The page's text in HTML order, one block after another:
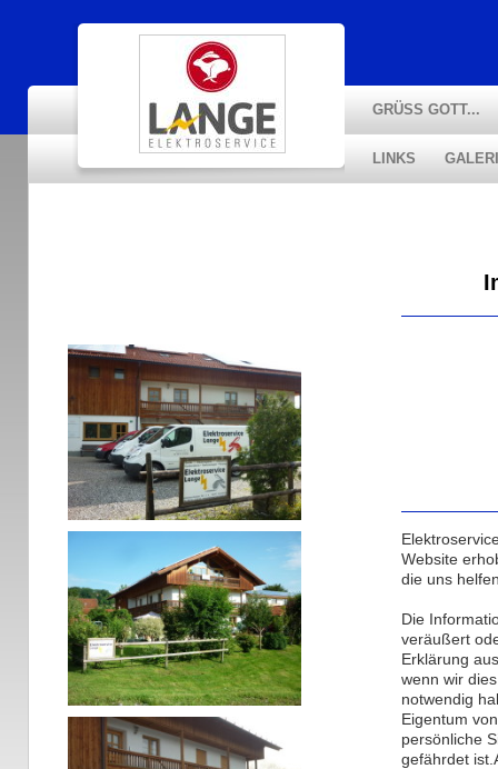
GRÜSS GOTT...
LINKS
Website
die uns
Die
veräußert
Erklärung
wenn wir
notwendig
Eigentum
persönliche
gefährdet